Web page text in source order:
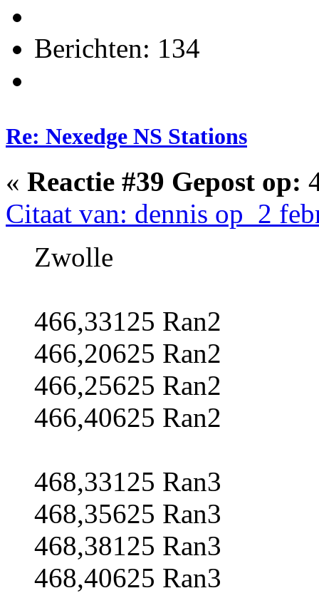
Berichten: 134
Re: Nexedge NS Stations
« Reactie #39 Gepost op:
Citaat van: dennis op 2
Zwolle
466,33125 Ran2
466,20625 Ran2
466,25625 Ran2
466,40625 Ran2
468,33125 Ran3
468,35625 Ran3
468,38125 Ran3
468,40625 Ran3